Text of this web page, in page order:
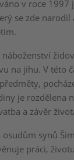
v roce 1997
se zde
na jihu. V této
je rozdělena
a závěr
synů
práci,